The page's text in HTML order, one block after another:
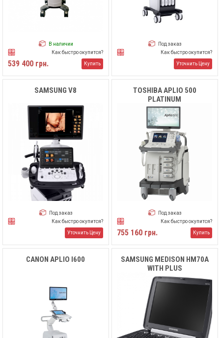
В наличии
Как быстро окупится?
539 400 грн. Купить
Под заказ
Как быстро окупится?
Уточнить Цену
SAMSUNG V8
Под заказ
Как быстро окупится?
Уточнить Цену
TOSHIBA APLIO 500
PLATINUM
Под заказ
Как быстро окупится?
755 160 грн. Купить
CANON APLIO I600
SAMSUNG MEDISON HM70A
WITH PLUS